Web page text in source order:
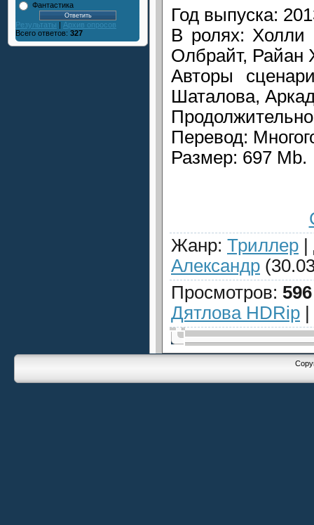
Фантастика
Результаты | Архив опросов
Всего ответов: 327
Год выпуска:
В ролях: Холли
Олбрайт, Райан
Авторы
Шаталова,
Перевод:
Размер: 697 Mb.
Жанр: Триллер |
Александр
Просмотров: 596
Дятлова HDRip |